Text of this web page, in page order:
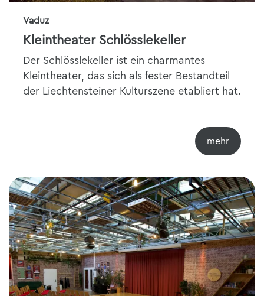
Vaduz
Kleintheater Schlösslekeller
Der Schlösslekeller ist ein charmantes
Kleintheater, das sich als fester Bestandteil
der Liechtensteiner Kulturszene etabliert hat.